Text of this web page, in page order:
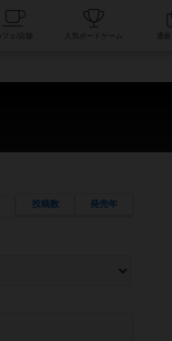
人
投稿数 発売年
することができます。マニュアル
ステムを理解できるよう、中世
ステムです。主にボードゲームに